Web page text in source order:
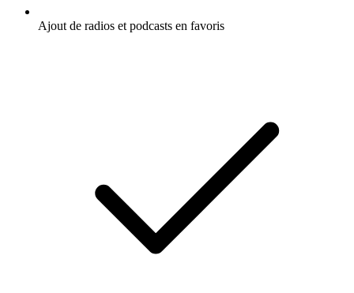
Ajout de radios et podcasts en favoris